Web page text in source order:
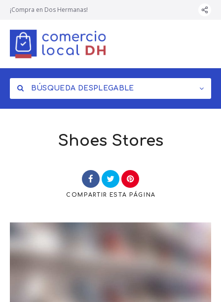
¡Compra en Dos Hermanas!
BÚSQUEDA DESPLEGABLE
Shoes Stores
COMPARTIR ESTA PÁGINA